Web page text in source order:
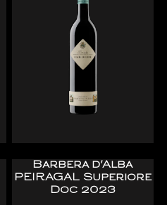
Barbera d'Alba
PEIRAGAL Superiore
Doc 2023